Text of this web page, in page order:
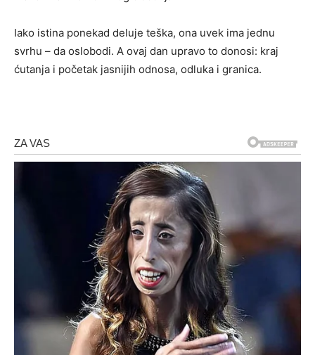
Iako istina ponekad deluje teška, ona uvek ima jednu
svrhu – da oslobodi. A ovaj dan upravo to donosi: kraj
ćutanja i početak jasnijih odnosa, odluka i granica.